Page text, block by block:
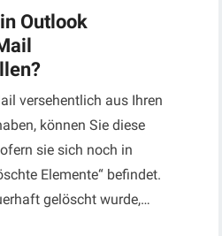
Outlook
versehentlich aus Ihren
können Sie diese
sie sich noch in
Elemente“ befindet.
gelöscht wurde,…